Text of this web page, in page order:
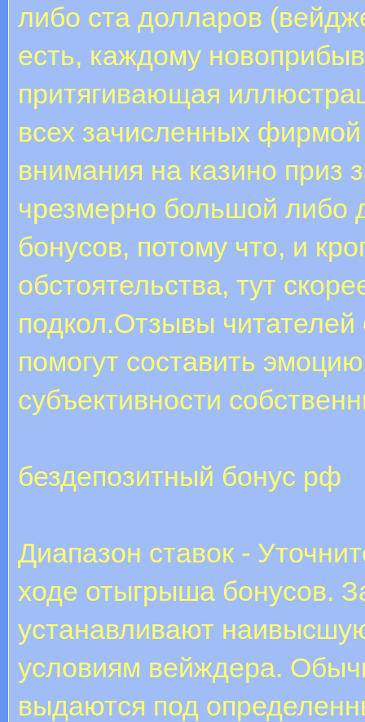
либо ста долларов
есть, каждому
притягивающая
всех зачисленных
внимания на казино приз
чрезмерно большой либо
бонусов, потому что, и
обстоятельства, тут
подкол.Отзывы
помогут составить
субъективности
бездепозитный бонус рф
Диапазон ставок -
ходе отыгрыша бонусов.
устанавливают
условиям вейждера.
выдаются под